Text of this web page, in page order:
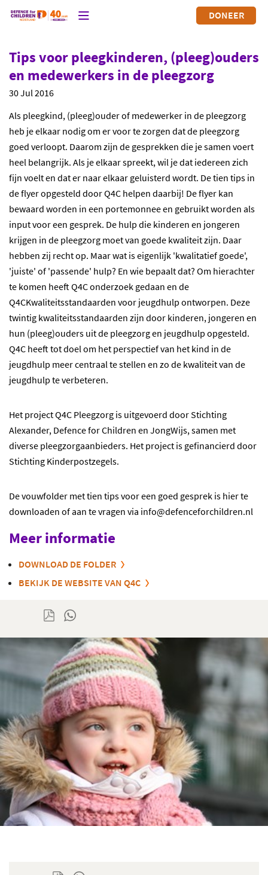
DONEER
Tips voor pleegkinderen, (pleeg)ouders
en medewerkers in de pleegzorg
30 Jul 2016
Als pleegkind, (pleeg)ouder of medewerker in de pleegzorg
heb je elkaar nodig om er voor te zorgen dat de pleegzorg
goed verloopt. Daarom zijn de gesprekken die je samen voert
heel belangrijk. Als je elkaar spreekt, wil je dat iedereen zich
fijn voelt en dat er naar elkaar geluisterd wordt. De tien tips in
de flyer opgesteld door Q4C helpen daarbij! De flyer kan
bewaard worden in een portemonnee en gebruikt worden als
input voor een gesprek. De hulp die kinderen en jongeren
krijgen in de pleegzorg moet van goede kwaliteit zijn. Daar
hebben zij recht op. Maar wat is eigenlijk 'kwalitatief goede',
'juiste' of 'passende' hulp? En wie bepaalt dat? Om hierachter
te komen heeft Q4C onderzoek gedaan en de
Q4CKwaliteitsstandaarden voor jeugdhulp ontworpen. Deze
twintig kwaliteitsstandaarden zijn door kinderen, jongeren en
hun (pleeg)ouders uit de pleegzorg en jeugdhulp opgesteld.
Q4C heeft tot doel om het perspectief van het kind in de
jeugdhulp meer centraal te stellen en zo de kwaliteit van de
jeugdhulp te verbeteren.
Het project Q4C Pleegzorg is uitgevoerd door Stichting
Alexander, Defence for Children en JongWijs, samen met
diverse pleegzorgaanbieders. Het project is gefinancierd door
Stichting Kinderpostzegels.
De vouwfolder met tien tips voor een goed gesprek is hier te
downloaden of aan te vragen via info@defenceforchildren.nl
Meer informatie
DOWNLOAD DE FOLDER
BEKIJK DE WEBSITE VAN Q4C